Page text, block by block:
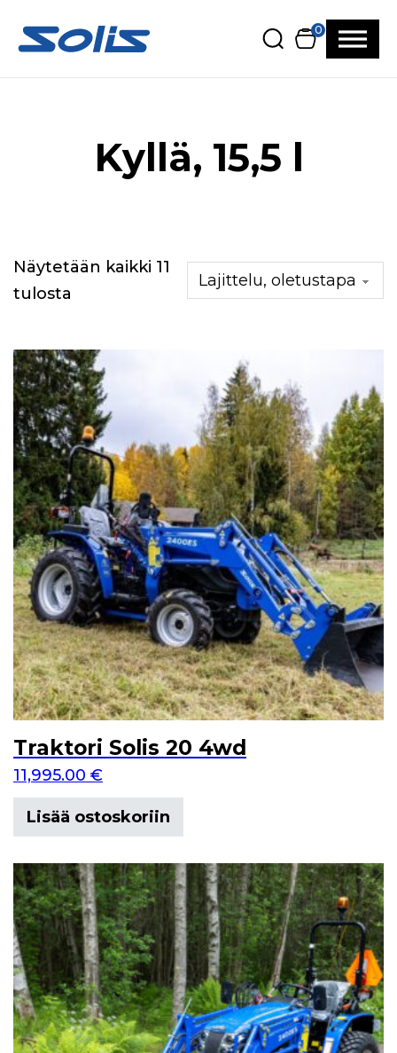
0
Kyllä, 15,5 l
Näytetään kaikki 11
tulosta
Traktori Solis 20 4wd
11,995.00 €
Lisää ostoskoriin